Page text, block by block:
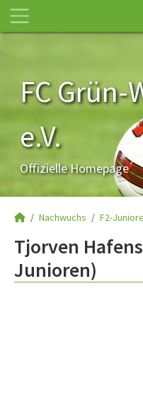
FC Grün-
e.V.
Offizielle Homepage
Nachwuchs F2-
Tjorven
Junioren)